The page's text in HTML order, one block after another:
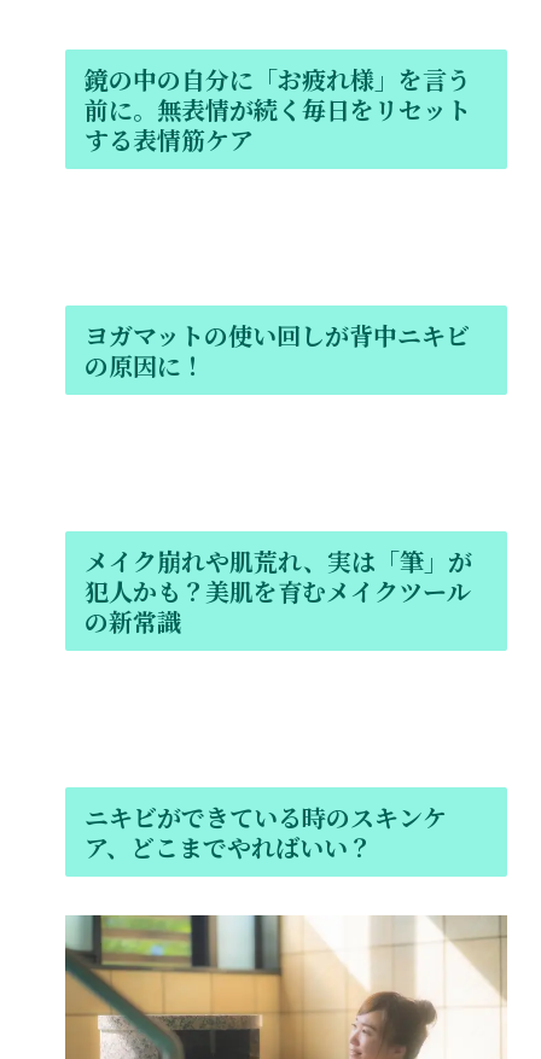
鏡の中の自分に「お疲れ様」を言う
前に。無表情が続く毎日をリセット
する表情筋ケア
ヨガマットの使い回しが背中ニキビ
の原因に！
メイク崩れや肌荒れ、実は「筆」が
犯人かも？美肌を育むメイクツール
の新常識
ニキビができている時のスキンケ
ア、どこまでやればいい？